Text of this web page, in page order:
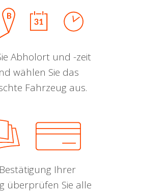
Abholort und -zeit
wählen Sie das
Fahrzeug aus.
Ihrer
überprüfen Sie alle